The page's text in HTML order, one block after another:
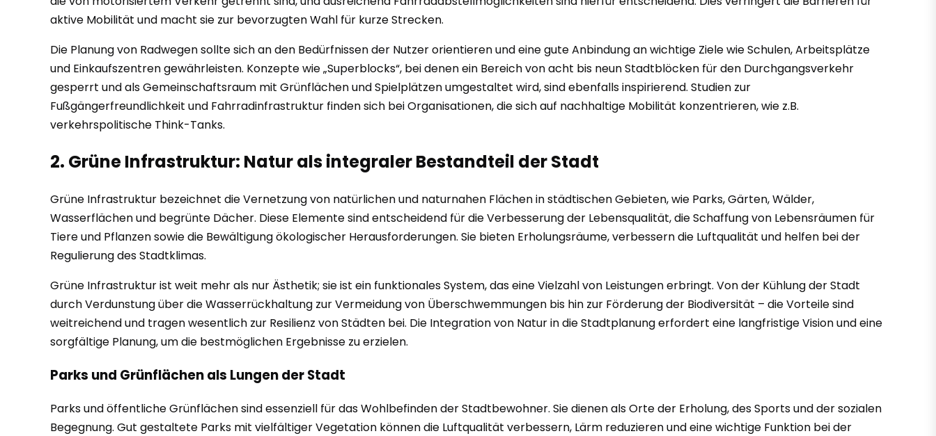
aktive Mobilität und macht sie zur bevorzugten Wahl für kurze Strecken.
Die Planung von Radwegen sollte sich an den Bedürfnissen der Nutzer orientieren und eine gute Anbindung an wichtige Ziele wie Schulen, Arbeitsplätze
und Einkaufszentren gewährleisten. Konzepte wie „Superblocks“, bei denen ein Bereich von acht bis neun Stadtblöcken für den Durchgangsverkehr
gesperrt und als Gemeinschaftsraum mit Grünflächen und Spielplätzen umgestaltet wird, sind ebenfalls inspirierend. Studien zur
Fußgängerfreundlichkeit und Fahrradinfrastruktur finden sich bei Organisationen, die sich auf nachhaltige Mobilität konzentrieren, wie z.B.
verkehrspolitische Think-Tanks.
2. Grüne Infrastruktur: Natur als integraler Bestandteil der Stadt
Grüne Infrastruktur bezeichnet die Vernetzung von natürlichen und naturnahen Flächen in städtischen Gebieten, wie Parks, Gärten, Wälder,
Wasserflächen und begrünte Dächer. Diese Elemente sind entscheidend für die Verbesserung der Lebensqualität, die Schaffung von Lebensräumen für
Tiere und Pflanzen sowie die Bewältigung ökologischer Herausforderungen. Sie bieten Erholungsräume, verbessern die Luftqualität und helfen bei der
Regulierung des Stadtklimas.
Grüne Infrastruktur ist weit mehr als nur Ästhetik; sie ist ein funktionales System, das eine Vielzahl von Leistungen erbringt. Von der Kühlung der Stadt
durch Verdunstung über die Wasserrückhaltung zur Vermeidung von Überschwemmungen bis hin zur Förderung der Biodiversität – die Vorteile sind
weitreichend und tragen wesentlich zur Resilienz von Städten bei. Die Integration von Natur in die Stadtplanung erfordert eine langfristige Vision und eine
sorgfältige Planung, um die bestmöglichen Ergebnisse zu erzielen.
Parks und Grünflächen als Lungen der Stadt
Parks und öffentliche Grünflächen sind essenziell für das Wohlbefinden der Stadtbewohner. Sie dienen als Orte der Erholung, des Sports und der sozialen
Begegnung. Gut gestaltete Parks mit vielfältiger Vegetation können die Luftqualität verbessern, Lärm reduzieren und eine wichtige Funktion bei der